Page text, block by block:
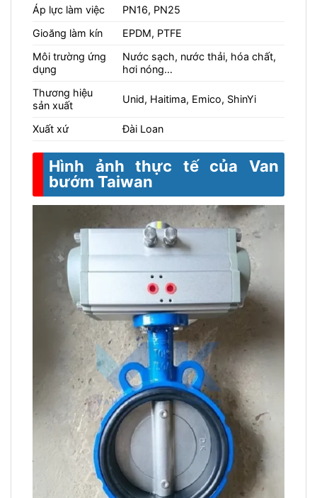
Áp lực làm việc
PN16, PN25
Gioăng làm kín
EPDM, PTFE
Môi trường ứng
dụng
Nước sạch, nước thải, hóa chất,
hơi nóng…
Thương hiệu
sản xuất
Unid, Haitima, Emico, ShinYi
Xuất xứ Đài Loan
Hình ảnh thực tế của Van
bướm Taiwan